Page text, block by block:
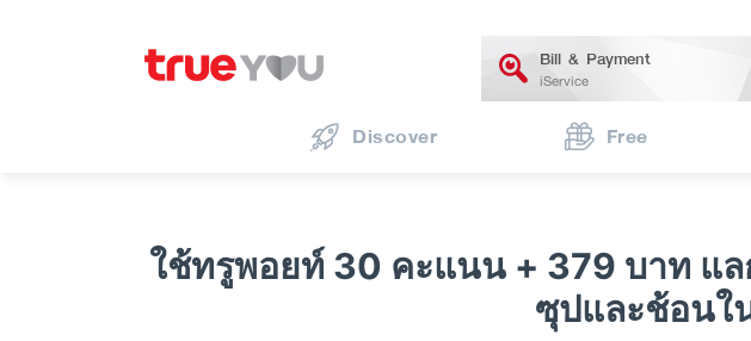
Bill & Payment
iService
Discover Free
ใช้ทรูพอยท์ 30 คะแนน + 379 บาท แล
ซุปและช้อนใ